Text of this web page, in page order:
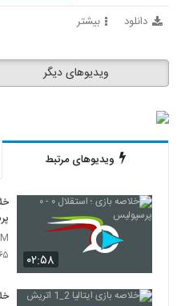
دانلود بیشتر
ویدیوهای دیگر
ویدیوهای مرتبط
۰۲:۵۸
M
۴۶۵